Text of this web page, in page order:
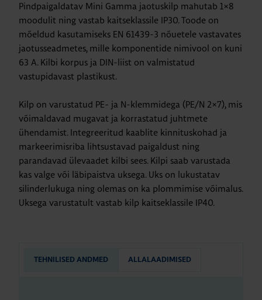
Pindpaigaldatav Mini Gamma jaotuskilp mahutab 1×8
moodulit ning vastab kaitseklassile IP30. Toode on
mõeldud kasutamiseks EN 61439-3 nõuetele vastavates
jaotusseadmetes, mille komponentide nimivool on kuni
63 A. Kilbi korpus ja DIN-liist on valmistatud
vastupidavast plastikust.
Kilp on varustatud PE- ja N-klemmidega (PE/N 2×7), mis
võimaldavad mugavat ja korrastatud juhtmete
ühendamist. Integreeritud kaablite kinnituskohad ja
markeerimisriba lihtsustavad paigaldust ning
parandavad ülevaadet kilbi sees. Kilpi saab varustada
kas valge või läbipaistva uksega. Uks on lukustatav
silinderlukuga ning olemas on ka plommimise võimalus.
Uksega varustatult vastab kilp kaitseklassile IP40.
TEHNILISED ANDMED ALLALAADIMISED